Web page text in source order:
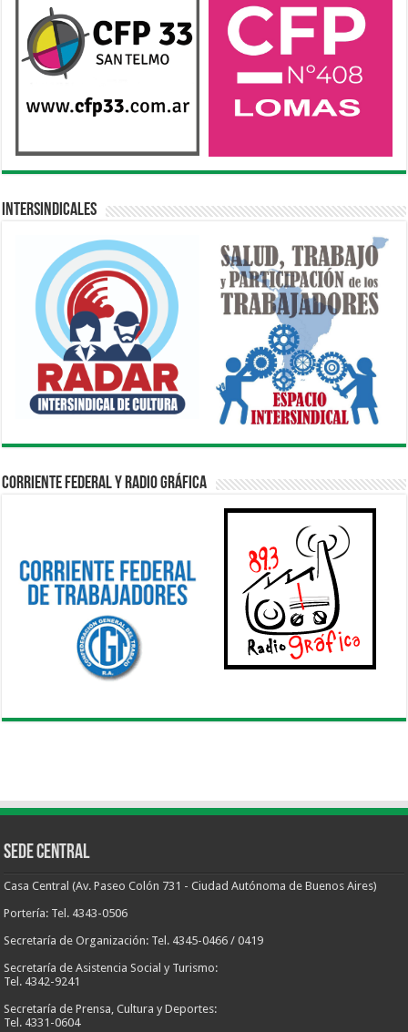
Intersindicales
Corriente Federal y Radio Gráfica
Sede Central
Casa Central (Av. Paseo Colón 731 - Ciudad Autónoma de Buenos Aires)
Portería: Tel. 4343-0506
Secretaría de Organización: Tel. 4345-0466 / 0419
Secretaría de Asistencia Social y Turismo:
Tel. 4342-9241
Secretaría de Prensa, Cultura y Deportes:
Tel. 4331-0604